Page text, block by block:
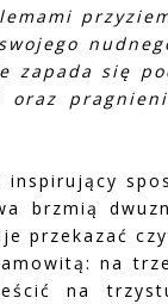
zapada się
brzmią
przekazać
na
na